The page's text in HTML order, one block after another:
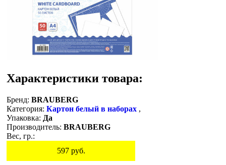
Характеристики товара:
Бренд: BRAUBERG
Категория: Картон белый в наборах ,
Упаковка: Да
Производитель: BRAUBERG
Вес, гр.:
597руб.